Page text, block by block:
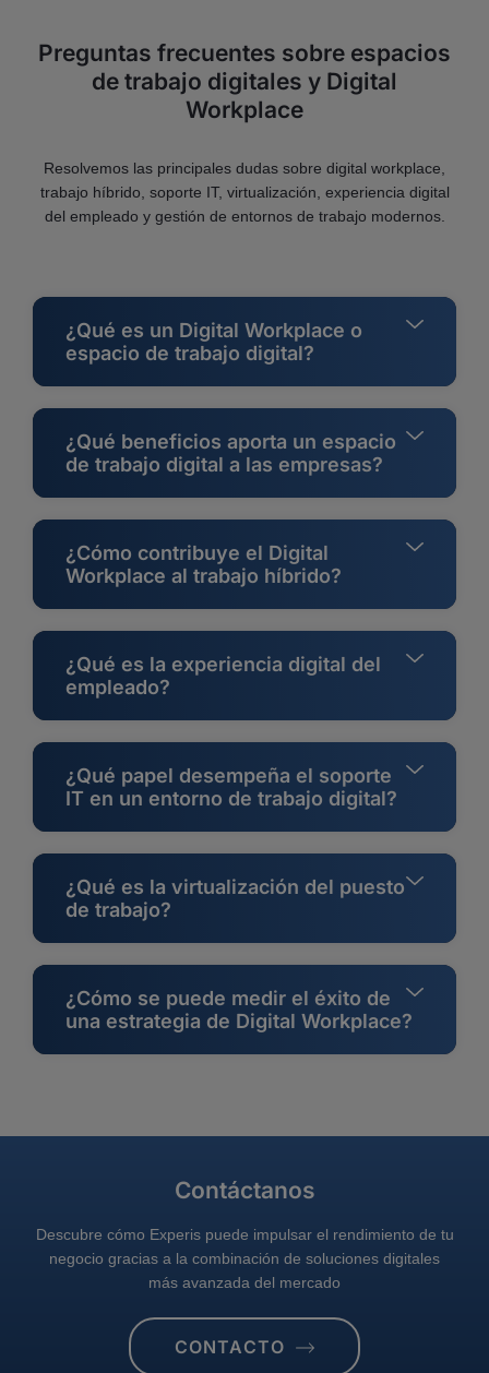
Preguntas frecuentes sobre espacios
de trabajo digitales y Digital
Workplace
Resolvemos las principales dudas sobre digital workplace,
trabajo híbrido, soporte IT, virtualización, experiencia digital
del empleado y gestión de entornos de trabajo modernos.
¿Qué es un Digital Workplace o
espacio de trabajo digital?
¿Qué beneficios aporta un espacio
de trabajo digital a las empresas?
¿Cómo contribuye el Digital
Workplace al trabajo híbrido?
¿Qué es la experiencia digital del
empleado?
¿Qué papel desempeña el soporte
IT en un entorno de trabajo digital?
¿Qué es la virtualización del puesto
de trabajo?
¿Cómo se puede medir el éxito de
una estrategia de Digital Workplace?
Contáctanos
Descubre cómo Experis puede impulsar el rendimiento de tu
negocio gracias a la combinación de soluciones digitales
más avanzada del mercado
CONTACTO